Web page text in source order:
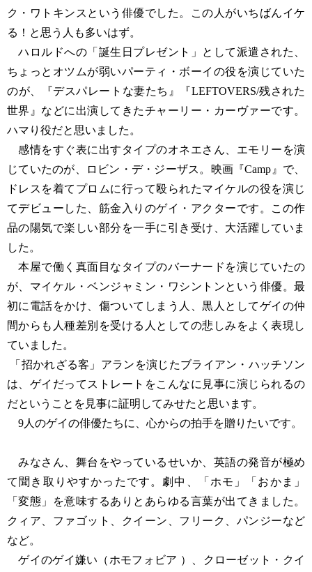
ク・ワトキンスという俳優でした。この人がいちばんイケ
る！と思う人も多いはず。
ハロルドへの「誕生日プレゼント」として派遣された、
ちょっとオツムが弱いパーティ・ボーイの役を演じていた
のが、『デスパレートな妻たち』『LEFTOVERS/残された
世界』などに出演してきたチャーリー・カーヴァーです。
ハマり役だと思いました。
感情をすぐ表に出すタイプのオネエさん、エモリーを演
じていたのが、ロビン・デ・ジーザス。映画『Camp』で、
ドレスを着てプロムに行って殴られたマイケルの役を演じ
てデビューした、筋金入りのゲイ・アクターです。この作
品の陽気で楽しい部分を一手に引き受け、大活躍していま
した。
本屋で働く真面目なタイプのバーナードを演じていたの
が、マイケル・ベンジャミン・ワシントンという俳優。最
初に電話をかけ、傷ついてしまう人、黒人としてゲイの仲
間からも人種差別を受ける人としての悲しみをよく表現し
ていました。
「招かれざる客」アランを演じたブライアン・ハッチソン
は、ゲイだってストレートをこんなに見事に演じられるの
だということを見事に証明してみせたと思います。
9人のゲイの俳優たちに、心からの拍手を贈りたいです。
みなさん、舞台をやっているせいか、英語の発音が極め
て聞き取りやすかったです。劇中、「ホモ」「おかま」
「変態」を意味するありとあらゆる言葉が出てきました。
クィア、ファゴット、クイーン、フリーク、パンジーなど
など。
ゲイのゲイ嫌い（ホモフォビア ）、クローゼット・クイ